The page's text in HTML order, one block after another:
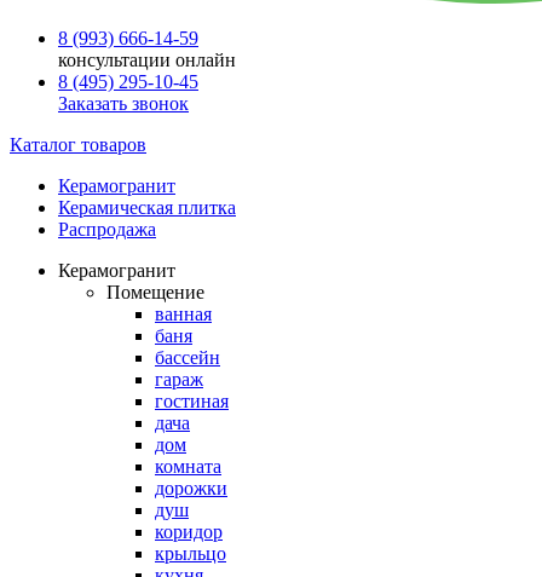
8 (993) 666-14-59
консультации онлайн
8 (495) 295-10-45
Заказать звонок
Каталог товаров
Керамогранит
Керамическая плитка
Распродажа
Керамогранит
Помещение
ванная
баня
бассейн
гараж
гостиная
дача
дом
комната
дорожки
душ
коридор
крыльцо